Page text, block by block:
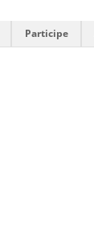
Participe